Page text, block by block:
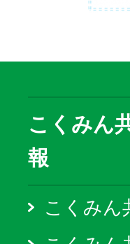
こくみん
報
こくみん